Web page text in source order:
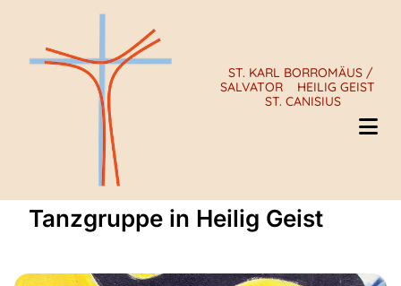
ST. KARL BORROMÄUS /
SALVATOR
HEILIG GEIST
ST. CANISIUS
Tanzgruppe in Heilig Geist